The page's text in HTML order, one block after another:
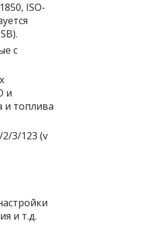
ISO-
с
и
и топлива
3/123 (v
и т.д.